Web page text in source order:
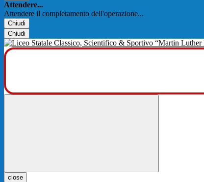
Attendere...
Attendere il completamento dell'operazione...
Chiudi
Chiudi
close